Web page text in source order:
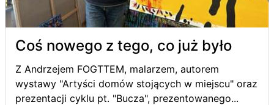
Coś nowego z tego, co już było
Z Andrzejem FOGTTEM, malarzem, autorem
wystawy "Artyści domów stojących w miejscu" oraz
prezentacji cyklu pt. "Bucza", prezentowanego...